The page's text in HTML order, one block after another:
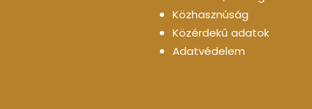
Közhasznúság
Közérdekű adatok
Adatvédelem